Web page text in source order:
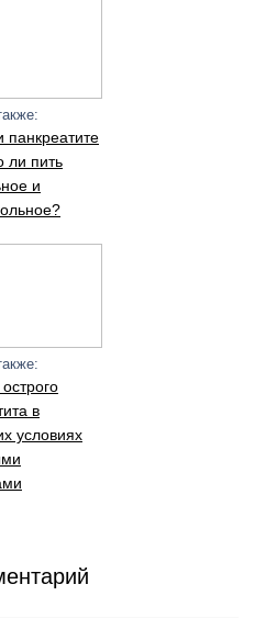
панкреатите
пить
и
в
условиях